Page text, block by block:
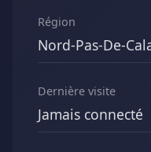
Région
Nord-Pas-De-
Dernière visite
Jamais connecté